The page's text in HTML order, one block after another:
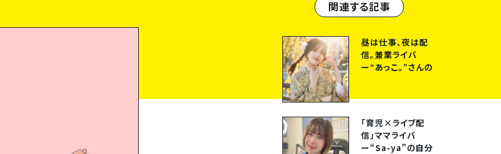
関連する記事
昼は仕事、夜は配
信。兼業ライバ
ー“あっこ。”さんの
「育児×ライブ配
信」ママライバ
ー“Sa-ya”の自分